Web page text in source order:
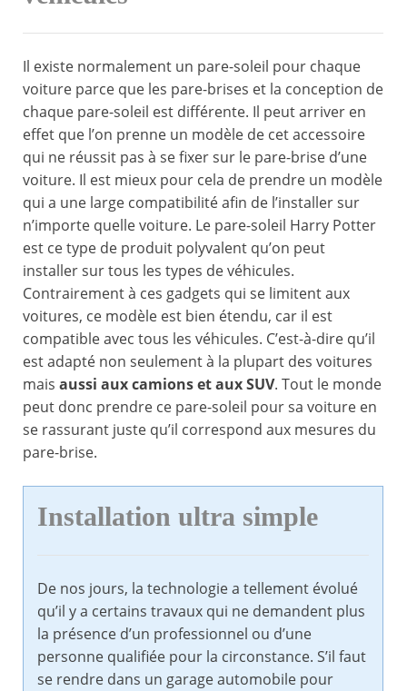
Il existe normalement un pare-soleil pour chaque
voiture parce que les pare-brises et la conception de
chaque pare-soleil est différente. Il peut arriver en
effet que l’on prenne un modèle de cet accessoire
qui ne réussit pas à se fixer sur le pare-brise d’une
voiture. Il est mieux pour cela de prendre un modèle
qui a une large compatibilité afin de l’installer sur
n’importe quelle voiture. Le pare-soleil Harry Potter
est ce type de produit polyvalent qu’on peut
installer sur tous les types de véhicules.
Contrairement à ces gadgets qui se limitent aux
voitures, ce modèle est bien étendu, car il est
compatible avec tous les véhicules. C’est-à-dire qu’il
est adapté non seulement à la plupart des voitures
mais aussi aux camions et aux SUV. Tout le monde
peut donc prendre ce pare-soleil pour sa voiture en
se rassurant juste qu’il correspond aux mesures du
pare-brise.
Installation ultra simple
De nos jours, la technologie a tellement évolué
qu’il y a certains travaux qui ne demandent plus
la présence d’un professionnel ou d’une
personne qualifiée pour la circonstance. S’il faut
se rendre dans un garage automobile pour